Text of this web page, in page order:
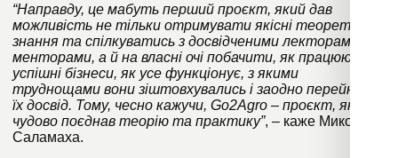
“Направду, це мабуть перший проєкт, який дав
можливість не тільки отримувати якісні теоретичні
знання та спілкуватись з досвідченими лекторами та
менторами, а й на власні очі побачити, як працюють ці
успішні бізнеси, як усе функціонує, з якими
труднощами вони зіштовхувались і заодно перейняти
їх досвід. Тому, чесно кажучи, Go2Agro – проєкт, який
чудово поєднав теорію та практику”, – каже Микола
Саламаха.